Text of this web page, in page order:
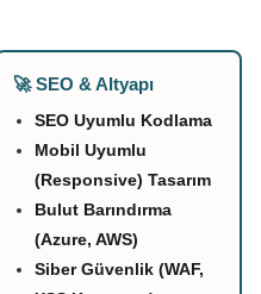
🚀 SEO & Altyapı
SEO Uyumlu Kodlama
Mobil Uyumlu
(Responsive) Tasarım
Bulut Barındırma
(Azure, AWS)
Siber Güvenlik (WAF,